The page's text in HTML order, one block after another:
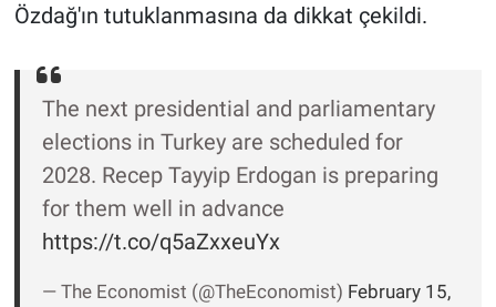
Özdağ'ın tutuklanmasına da dikkat çekildi.
The next presidential and parliamentary
elections in Turkey are scheduled for
2028. Recep Tayyip Erdogan is preparing
for them well in advance
https://t.co/q5aZxxeuYx
— The Economist (@TheEconomist) February 15,
Yerel Gündem
Yerel Yaşam
Canlı Yayın